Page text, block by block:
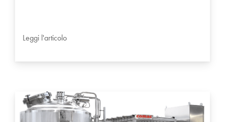
Leggi l'articolo